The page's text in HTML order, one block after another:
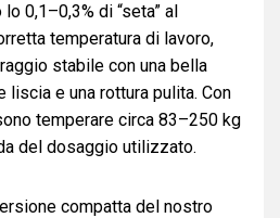
0,1–0,3% di “seta” al
temperatura di lavoro,
stabile con una bella
liscia e una rottura pulita. Con
temperare circa 83–250 kg
del dosaggio utilizzato.
compatta del nostro